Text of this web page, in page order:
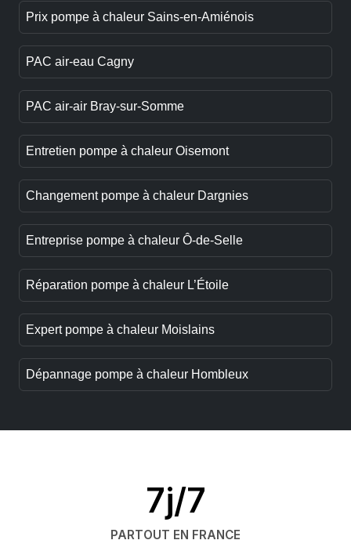
Prix pompe à chaleur Sains-en-Amiénois
PAC air-eau Cagny
PAC air-air Bray-sur-Somme
Entretien pompe à chaleur Oisemont
Changement pompe à chaleur Dargnies
Entreprise pompe à chaleur Ô-de-Selle
Réparation pompe à chaleur L’Étoile
Expert pompe à chaleur Moislains
Dépannage pompe à chaleur Hombleux
7j/7
PARTOUT EN FRANCE